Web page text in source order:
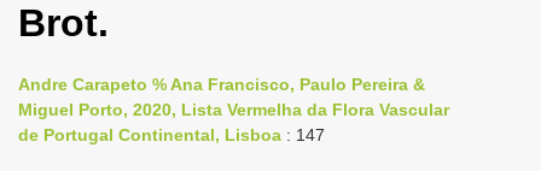
n
a
Brot.
Andre Carapeto % Ana Francisco, Paulo Pereira &
Miguel Porto, 2020, Lista Vermelha da Flora Vascular
de Portugal Continental, Lisboa : 147